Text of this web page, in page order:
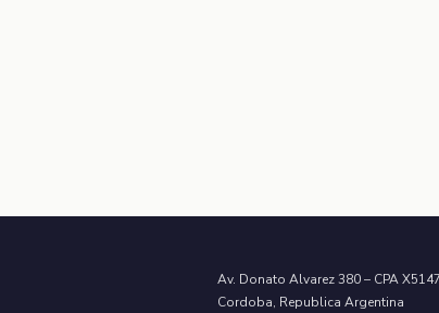
Av. Donato Alvarez 380 – CPA
Cordoba, Republica Argentina